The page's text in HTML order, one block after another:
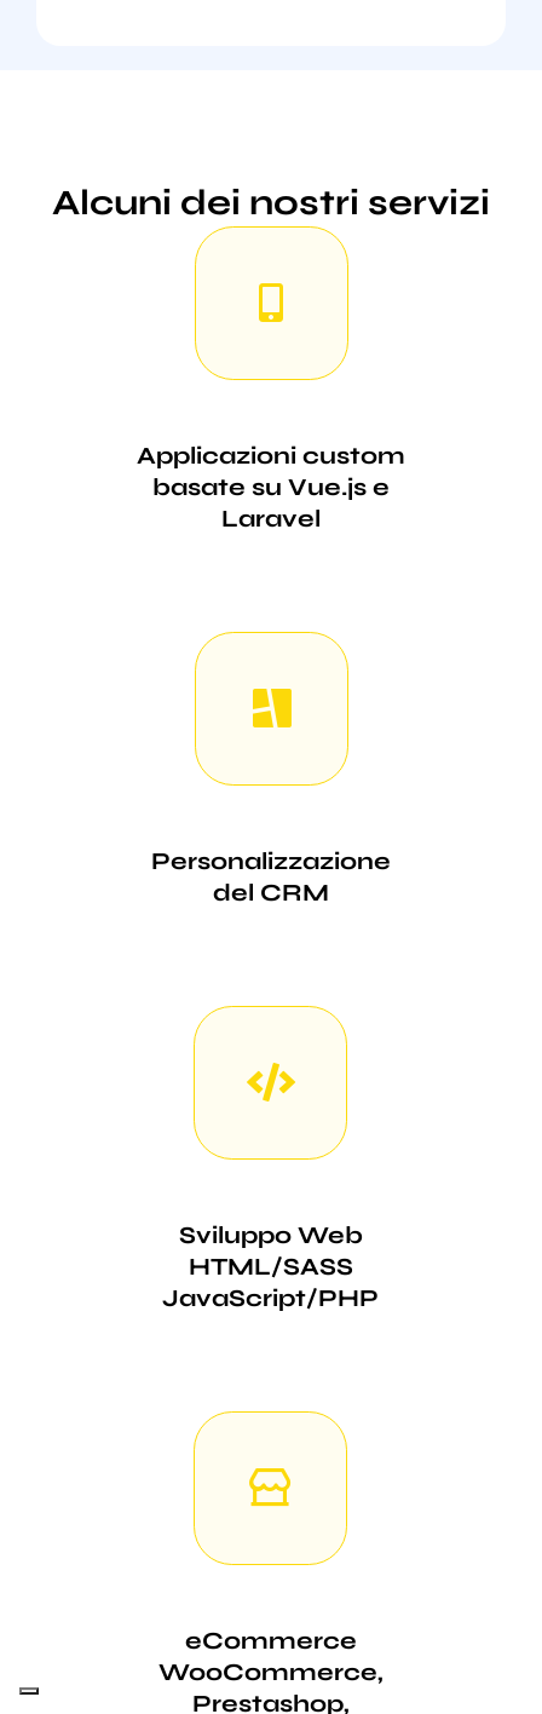
Alcuni dei nostri servizi
Applicazioni custom
basate su Vue.js e
Laravel
Personalizzazione
del CRM
Sviluppo Web
HTML/SASS
JavaScript/PHP
eCommerce
WooCommerce,
Prestashop,